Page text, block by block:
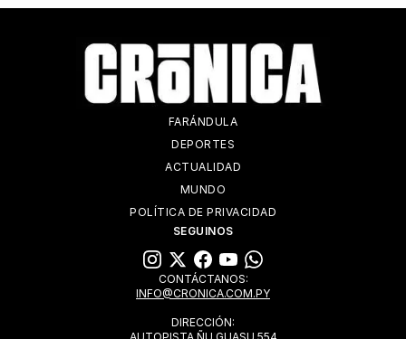
FARÁNDULA
DEPORTES
ACTUALIDAD
MUNDO
POLÍTICA DE PRIVACIDAD
SEGUINOS
CONTÁCTANOS:
INFO@CRONICA.COM.PY
DIRECCIÓN: